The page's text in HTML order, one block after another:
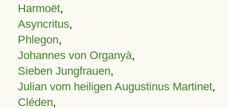
Harmoët,
Asyncritus,
Phlegon,
Johannes von Organyà,
Sieben Jungfrauen,
Julian vom heiligen Augustinus Martinet,
Cléden,